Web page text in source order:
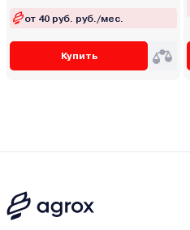
от 40 руб. руб./мес.
Купить